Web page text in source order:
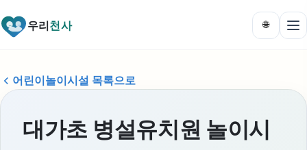
우리천사 🌐
어린이놀이시설 목록으로
대가초 병설유치원 놀이시